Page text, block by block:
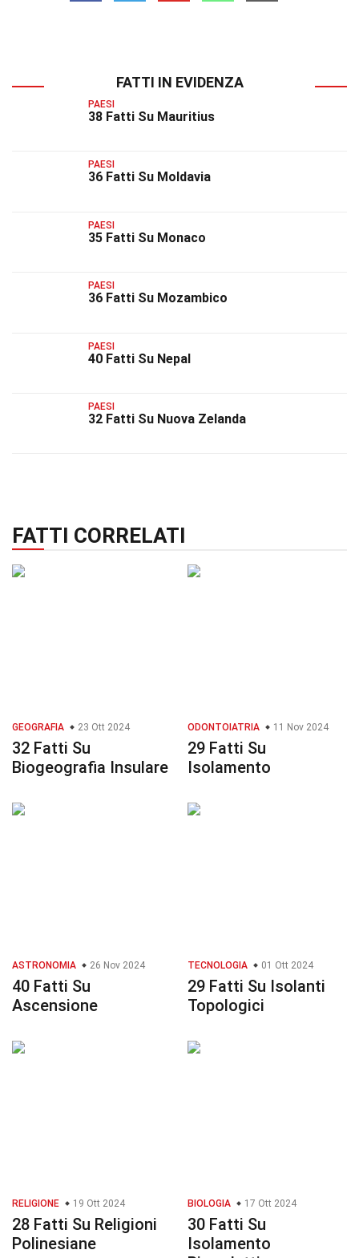
FATTI IN EVIDENZA
PAESI
38 Fatti Su Mauritius
PAESI
36 Fatti Su Moldavia
PAESI
35 Fatti Su Monaco
PAESI
36 Fatti Su Mozambico
PAESI
40 Fatti Su Nepal
PAESI
32 Fatti Su Nuova Zelanda
FATTI CORRELATI
GEOGRAFIA 23 Ott 2024
32 Fatti Su
Biogeografia Insulare
ODONTOIATRIA 11 Nov 2024
29 Fatti Su
Isolamento
ASTRONOMIA 26 Nov 2024
40 Fatti Su
Ascensione
TECNOLOGIA 01 Ott 2024
29 Fatti Su Isolanti
Topologici
RELIGIONE 19 Ott 2024
28 Fatti Su Religioni
Polinesiane
BIOLOGIA 17 Ott 2024
30 Fatti Su
Isolamento